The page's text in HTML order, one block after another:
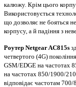
калюжу. Крім цього
Використовується
що дозволяє не бояться
корпусу, а й падіння з
Роутер Netgear AC815s
четвертого (4G)
GSM/EDGE на частотах
на частотах 850/1900/
відповідає частотам